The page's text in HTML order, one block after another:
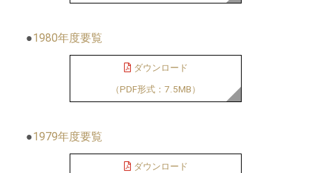
●1980年度要覧
ダウンロード
（PDF形式：7.5MB）
●1979年度要覧
ダウンロード